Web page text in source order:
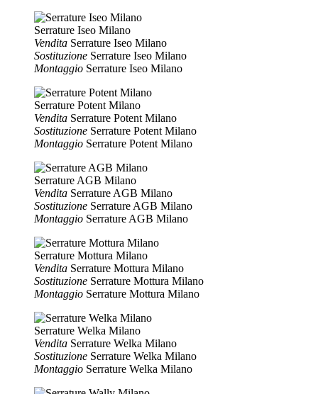
Serrature Iseo Milano
Vendita Serrature Iseo Milano
Sostituzione Serrature Iseo Milano
Montaggio Serrature Iseo Milano
Serrature Potent Milano
Vendita Serrature Potent Milano
Sostituzione Serrature Potent Milano
Montaggio Serrature Potent Milano
Serrature AGB Milano
Vendita Serrature AGB Milano
Sostituzione Serrature AGB Milano
Montaggio Serrature AGB Milano
Serrature Mottura Milano
Vendita Serrature Mottura Milano
Sostituzione Serrature Mottura Milano
Montaggio Serrature Mottura Milano
Serrature Welka Milano
Vendita Serrature Welka Milano
Sostituzione Serrature Welka Milano
Montaggio Serrature Welka Milano